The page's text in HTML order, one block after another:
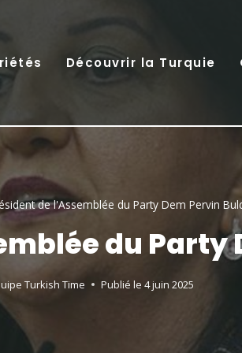
Découvrir la Turquie
de l'Assemblée du Party Dem Pervin
du Party
Turkish Time Publié le 4 juin 2025